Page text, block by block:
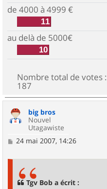
de 4000 à 4999 €
11
au delà de 5000€
10
Nombre total de votes :
187
big bros
Nouvel
Utagawiste
M
24 mai 2007, 14:26
Tgv Bob a écrit :